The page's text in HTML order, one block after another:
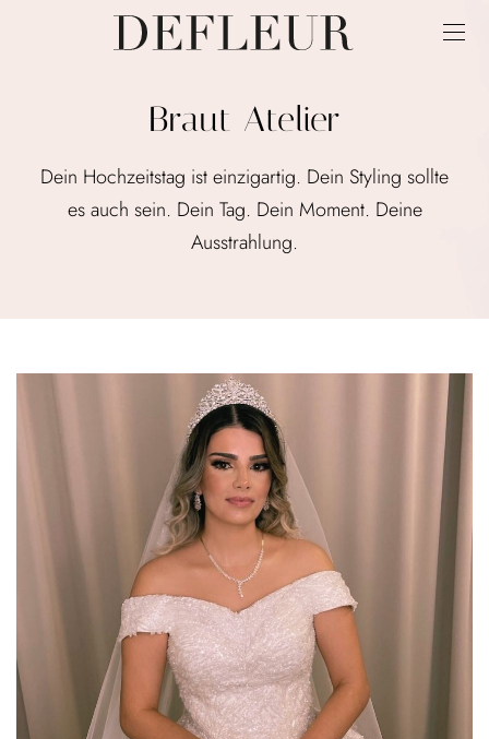
Braut Atelier
Dein Hochzeitstag ist einzigartig. Dein Styling sollte
es auch sein. Dein Tag. Dein Moment. Deine
Ausstrahlung.